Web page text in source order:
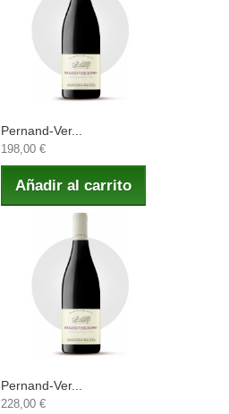
Pernand-Ver...
198,00 €
Añadir al carrito
Pernand-Ver...
228,00 €